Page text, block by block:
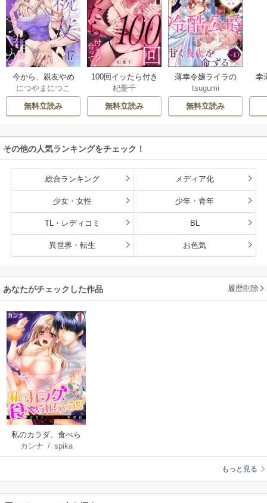
今から、親友やめ
ようか。～腐れ縁
同僚は甘い快楽で
私を壊す～
につやまにつこ
無料立読み
100回イッたら付き
合って？ 無愛想な
ライバル同期の溺
愛絶倫セックス
杞憂千
無料立読み
薄幸令嬢ライラの
数奇な結婚 愛さな
いと告げた冷酷公
爵は甘く夜伽を命
tsugumi
無料立読み
幸
その他の人気ランキングをチェック！
総合ランキング メディア化
少女・女性 少年・青年
TL・レディコミ BL
異世界・転生 お色気
あなたがチェックした作品 履歴削除
私のカラダ、食べら
れちゃう!?～注文のや
らしい料理店～
カンナ / spika
もっと見る